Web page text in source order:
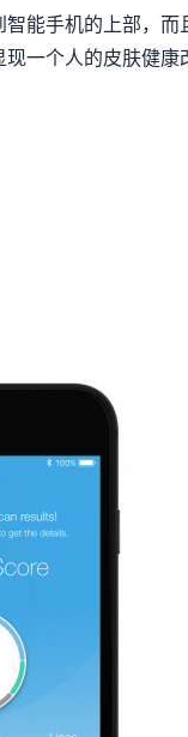
能手机的上部，
一个人的皮肤健